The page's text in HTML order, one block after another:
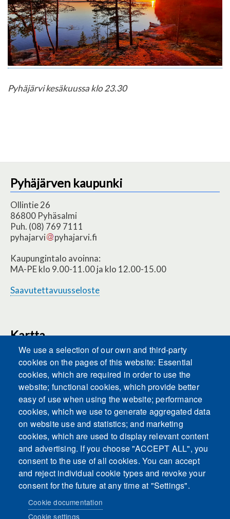
Pyhäjärvi kesäkuussa klo 23.30
Pyhäjärven kaupunki
Ollintie 26
86800 Pyhäsalmi
Puh. (08) 769 7111
pyhajarvi
pyhajarvi.fi
Kaupungintalo avoinna:
MA-PE klo 9.00-11.00 ja klo 12.00-15.00
Saavutettavuusseloste
Kartta
This content is blocked because Embeds
cookies have not been accepted.
ACCEPT ALL COOKIES
Only accept Embeds cookies
We use a selection of our own and third-party
cookies on the pages of this website: Essential
cookies, which are required in order to use the
website; functional cookies, which provide better
easy of use when using the website; performance
cookies, which we use to generate aggregated data
on website use and statistics; and marketing
cookies, which are used to display relevant content
and advertising. If you choose "ACCEPT ALL", you
consent to the use of all cookies. You can accept
and reject individual cookie types and revoke your
consent for the future at any time at "Settings".
Cookie documentation
Cookie settings